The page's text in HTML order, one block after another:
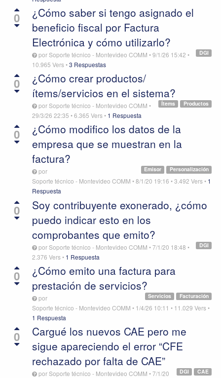
0
¿Cómo saber si tengo asignado el
beneficio fiscal por Factura
Electrónica y cómo utilizarlo?
DGI
porSoporte técnico - Montevideo COMM •9/1/26 15:42 •
10.965 Vers•3 Respuestas
0
¿Cómo crear productos/
ítems/servicios en el sistema?
Productos
Ítems
porSoporte técnico - Montevideo COMM •
29/3/26 22:35 •6.365 Vers• 1 Respuesta
0
¿Cómo modifico los datos de la
empresa que se muestran en la
factura?
Personalización
Emisor
por
Soporte técnico - Montevideo COMM •8/1/20 19:16 •3.492 Vers• 1
Respuesta
0
Soy contribuyente exonerado, ¿cómo
puedo indicar esto en los
comprobantes que emito?
DGI
porSoporte técnico - Montevideo COMM •7/1/20 18:48 •
2.376 Vers• 1 Respuesta
0
¿Cómo emito una factura para
prestación de servicios?
Facturación
Servicios
por
Soporte técnico - Montevideo COMM • 1/4/26 10:11 • 11.029 Vers•
1 Respuesta
0
Cargué los nuevos CAE pero me
sigue apareciendo el error “CFE
rechazado por falta de CAE”
CAE
DGI
porSoporte técnico - Montevideo COMM •7/1/20